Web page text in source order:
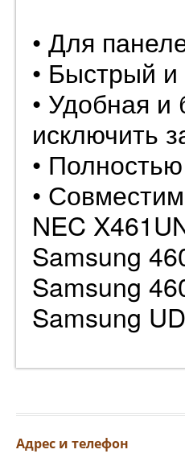
• Для
• Быстрый
• Удобная
исключить
•
•
NEC
Samsung
Samsung
Samsung
Адрес и телефон